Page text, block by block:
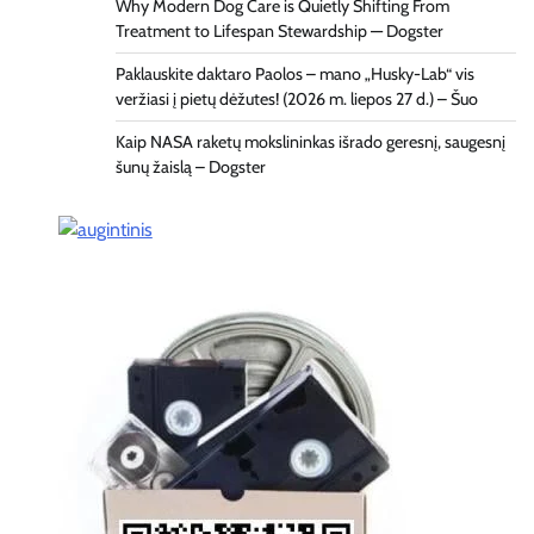
Why Modern Dog Care is Quietly Shifting From
Treatment to Lifespan Stewardship — Dogster
Paklauskite daktaro Paolos – mano „Husky-Lab“ vis
veržiasi į pietų dėžutes! (2026 m. liepos 27 d.) – Šuo
Kaip NASA raketų mokslininkas išrado geresnį, saugesnį
šunų žaislą – Dogster